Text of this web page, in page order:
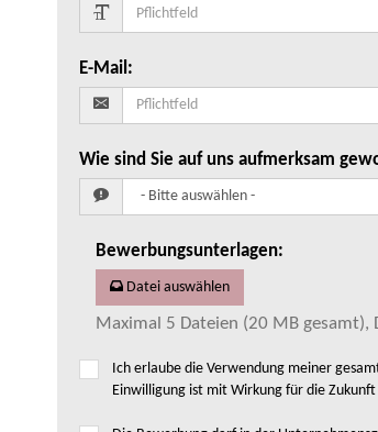
E-Mail :
Wie sind Sie auf uns aufmerksam
Bewerbungsunterlagen:
Datei auswählen
Maximal 5 Dateien (20 MB gesamt),
Ich erlaube die Verwendung meiner
Einwilligung ist mit Wirkung für die